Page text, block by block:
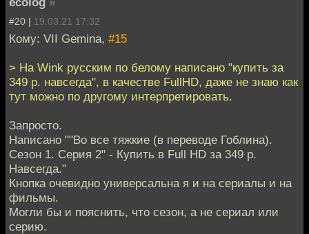
#20 | 19.03.21 17:32
Кому: VII Gemina, #15
> На Wink русским по белому написано "купить за
349 р. навсегда", в качестве FullHD, даже не знаю как
тут можно по другому интерпретировать.
Запросто.
Написано ""Во все тяжкие (в переводе Гоблина).
Сезон 1. Серия 2" - Купить в Full HD за 349 р.
Навсегда."
Кнопка очевидно универсальна я и на сериалы и на
фильмы.
Могли бы и пояснить, что сезон, а не сериал или
серию.